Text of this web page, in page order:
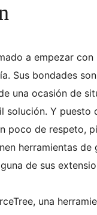
a empezar
Sus bondades
una ocasión de
solución. Y puesto
poco de respeto,
herramientas de
de sus
una